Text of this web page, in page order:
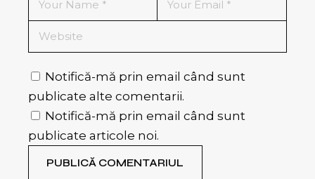
Notifică-mă prin email când sunt
publicate alte comentarii.
Notifică-mă prin email când sunt
publicate articole noi.
PUBLICĂ COMENTARIUL